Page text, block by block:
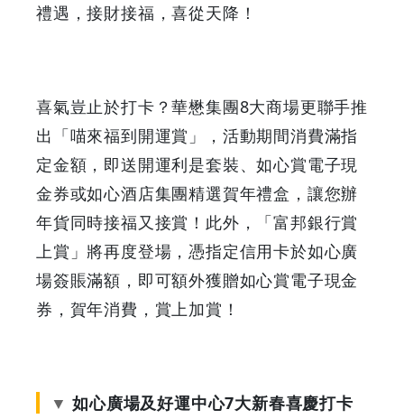
禮遇，接財接福，喜從天降！
喜氣豈止於打卡？華懋集團8大商場更聯手推
出「喵來福到開運賞」，活動期間消費滿指
定金額，即送開運利是套裝、如心賞電子現
金券或如心酒店集團精選賀年禮盒，讓您辦
年貨同時接福又接賞！此外，「富邦銀行賞
上賞」將再度登場，憑指定信用卡於如心廣
場簽賬滿額，即可額外獲贈如心賞電子現金
券，賀年消費，賞上加賞！
如心廣場及好運中心7大新春喜慶打卡